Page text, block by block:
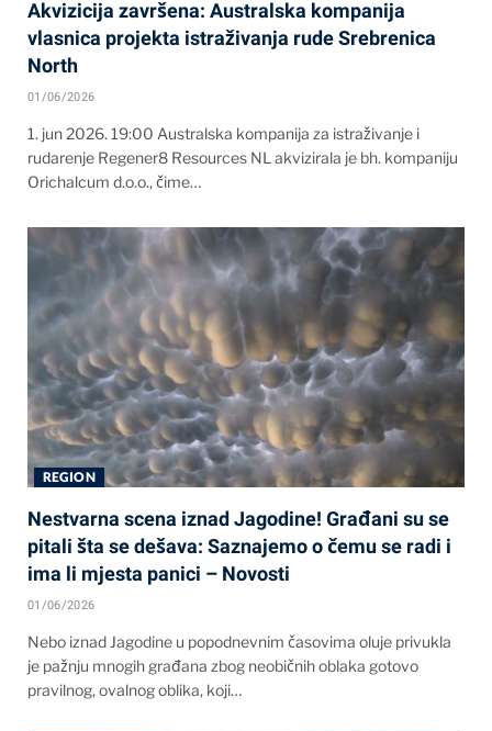
Akvizicija završena: Australska kompanija
vlasnica projekta istraživanja rude Srebrenica
North
01/06/2026
1. jun 2026. 19:00 Australska kompanija za istraživanje i
rudarenje Regener8 Resources NL akvizirala je bh. kompaniju
Orichalcum d.o.o., čime…
REGION
Nestvarna scena iznad Jagodine! Građani su se
pitali šta se dešava: Saznajemo o čemu se radi i
ima li mjesta panici – Novosti
01/06/2026
Nebo iznad Jagodine u popodnevnim časovima oluje privukla
je pažnju mnogih građana zbog neobičnih oblaka gotovo
pravilnog, ovalnog oblika, koji…